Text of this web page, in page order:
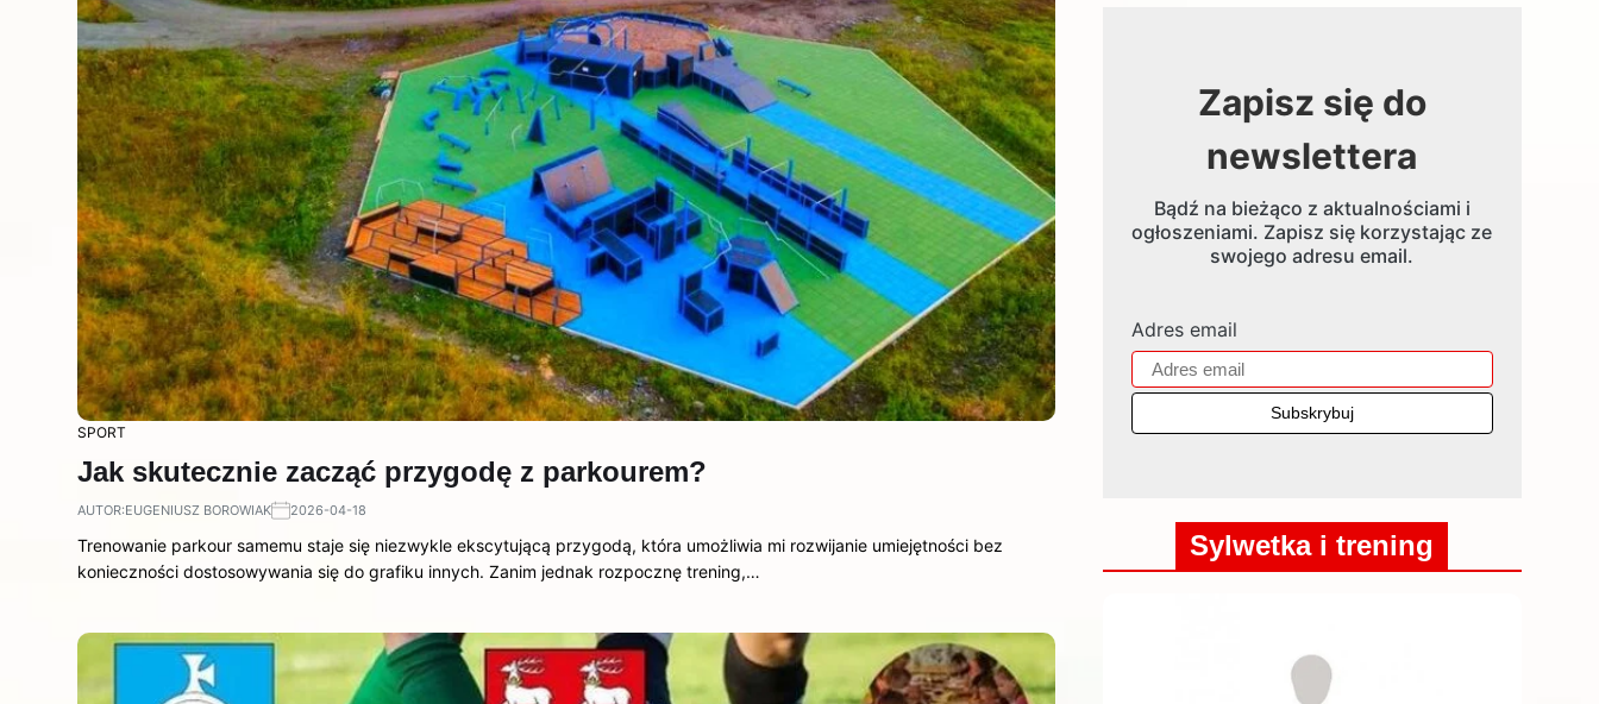
SPORT
Jak skutecznie zacząć przygodę z parkourem?
AUTOR:EUGENIUSZ BOROWIAK 2026-04-18
Trenowanie parkour samemu staje się niezwykle ekscytującą przygodą, która umożliwia mi rozwijanie umiejętności bez
konieczności dostosowywania się do grafiku innych. Zanim jednak rozpocznę trening,…
Zapisz się do
newslettera
Bądź na bieżąco z aktualnościami i
ogłoszeniami. Zapisz się korzystając ze
swojego adresu email.
Adres email
Sylwetka i trening